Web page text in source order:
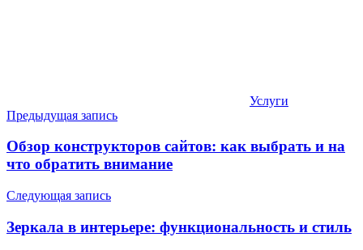
Услуги
Навигация
по
записям
Предыдущая запись
Обзор конструкторов сайтов: как выбрать и на
что обратить внимание
Следующая запись
Зеркала в интерьере: функциональность и стиль